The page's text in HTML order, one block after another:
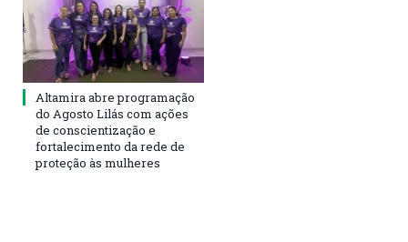
Altamira abre programação
do Agosto Lilás com ações
de conscientização e
fortalecimento da rede de
proteção às mulheres